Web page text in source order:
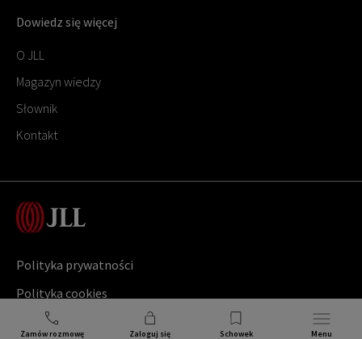
Zamów rozmowę Zaloguj się Schowek Menu
Dowiedz się więcej
O JLL
Magazyn wiedzy
Słownik
Kontakt
Copyright © Jones Lang LaSalle
Polityka prywatności
Polityka cookies